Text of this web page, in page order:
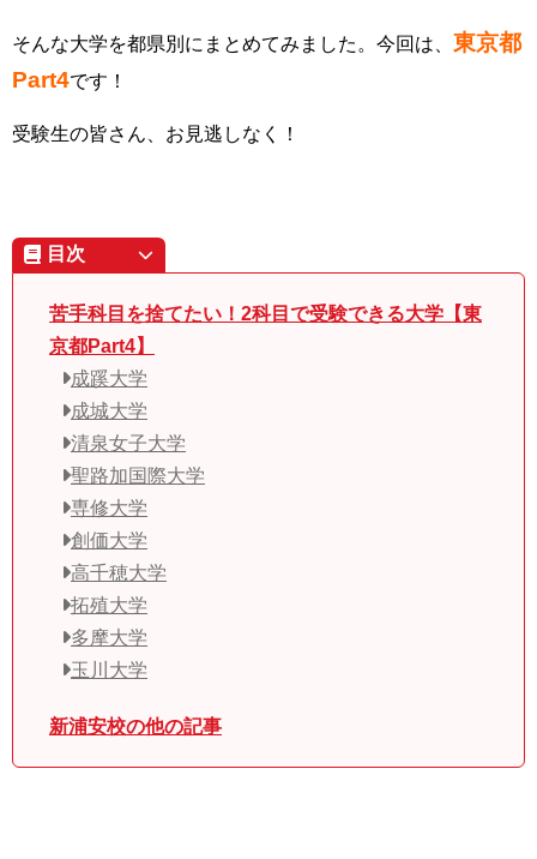
そんな大学を都県別にまとめてみました。今回は、 東京都
Part4です！
受験生の皆さん、お見逃しなく！
目次
苦手科目を捨てたい！2科目で受験できる大学【東
京都Part4】
成蹊大学
成城大学
清泉女子大学
聖路加国際大学
専修大学
創価大学
高千穂大学
拓殖大学
多摩大学
玉川大学
新浦安校の他の記事